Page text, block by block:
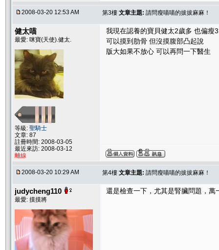
2008-03-20 12:53 AM 第3樓 文章主題: 請問瘦喵喵的拔拔麻麻！
健太喵
最愛: 咪寶(天使).健太.
等級: 聖騎士
文章: 87
註冊時間: 2008-03-05
最近來訪: 2008-03-12
離線
我現在認養的寶貝健太2歲多 也偏瘦
可以摸到肋骨 但沒摸腹部凸起說
版大如果不放心 可以再問一下醫生
2008-03-20 10:29 AM 第4樓 文章主題: 請問瘦喵喵的拔拔麻麻！
judycheng110
最愛: 摸摸將
還是檢查一下，尤其是腎臟問題，萬